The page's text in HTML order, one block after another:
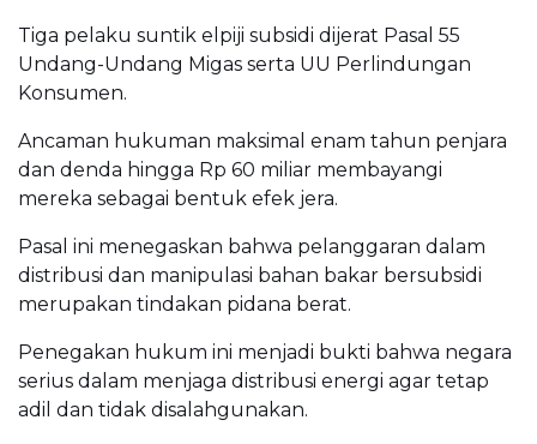
Tiga pelaku suntik elpiji subsidi dijerat Pasal 55
Undang-Undang Migas serta UU Perlindungan
Konsumen.
Ancaman hukuman maksimal enam tahun penjara
dan denda hingga Rp 60 miliar membayangi
mereka sebagai bentuk efek jera.
Pasal ini menegaskan bahwa pelanggaran dalam
distribusi dan manipulasi bahan bakar bersubsidi
merupakan tindakan pidana berat.
Penegakan hukum ini menjadi bukti bahwa negara
serius dalam menjaga distribusi energi agar tetap
adil dan tidak disalahgunakan.